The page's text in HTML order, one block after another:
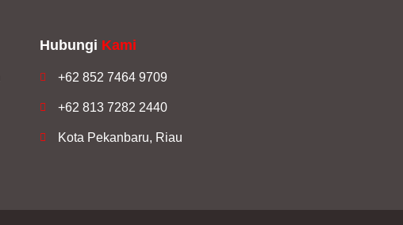
Hubungi Kami
+62 852 7464 9709
+62 813 7282 2440
Kota Pekanbaru, Riau